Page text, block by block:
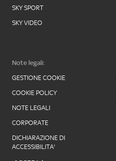
SKY SPORT
SKY VIDEO
Note legali:
GESTIONE COOKIE
COOKIE POLICY
NOTE LEGALI
CORPORATE
DICHIARAZIONE DI
ACCESSIBILITA'